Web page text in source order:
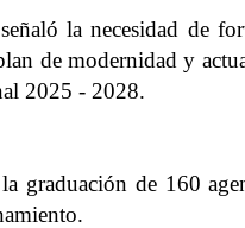
la necesidad de
de modernidad y
2025 - 2028.
graduación de 160